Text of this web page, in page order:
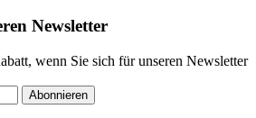
Newsletter
wenn Sie sich für unseren Newsletter
Abonnieren